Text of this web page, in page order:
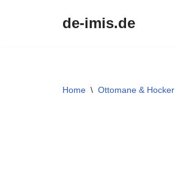
de-imis.de
Home \ Ottomane & Hocker